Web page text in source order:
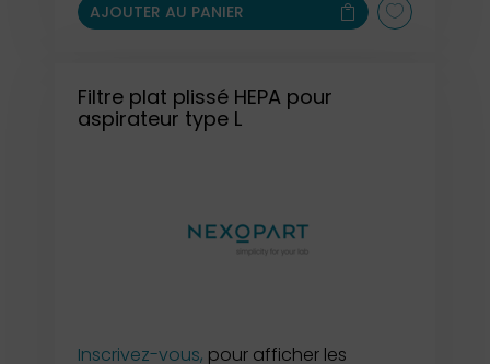
AJOUTER AU PANIER
Filtre plat plissé HEPA pour
aspirateur type L
Inscrivez-vous, pour afficher les